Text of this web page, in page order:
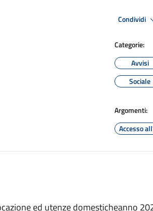
Condividi
Categorie:
Avvisi
Sociale
Argomenti:
Accesso
ed utenze domesticheanno